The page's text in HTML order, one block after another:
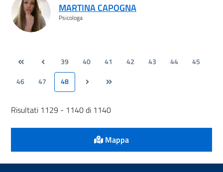
MARTINA CAPOGNA
Psicologa
39 40 41 42 43 44
45
46
47 48
Risultati 1129 - 1140 di 1140
Mappa